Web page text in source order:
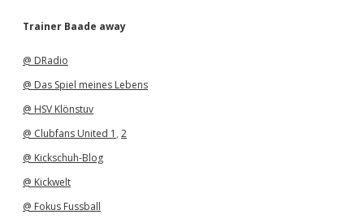
h
Trainer Baade away
@ DRadio
@ Das Spiel meines Lebens
@ HSV Klönstuv
@ Clubfans United 1 , 2
@ Kickschuh-Blog
@ Kickwelt
@ Fokus Fussball